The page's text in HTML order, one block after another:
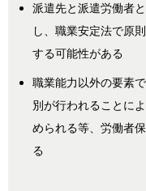
派遣先と派遣労働者
し、職業安定法で原
する可能性がある
職業能力以外の要素
別が行われることに
められる等、労働者
る